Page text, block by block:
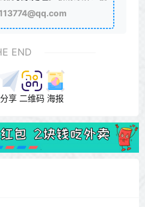
END
分享 二维码 海报